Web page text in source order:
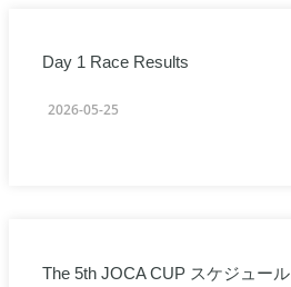
Day 1 Race Results
2026-05-25
The 5th JOCA CUP スケジュール